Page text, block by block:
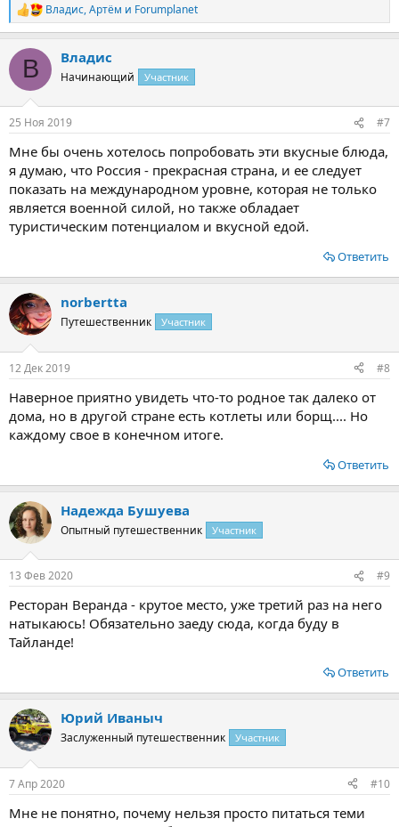
Р
е
к
и
Владис,Артём и Forumplanet
В Владис
Начинающий Участник
25 Ноя 2019 #7
Мне бы очень хотелось попробовать эти вкусные блюда,
я думаю, что Россия - прекрасная страна, и ее следует
показать на международном уровне, которая не только
является военной силой, но также обладает
туристическим потенциалом и вкусной едой.
Ответить
norbertta
Путешественник Участник
12 Дек 2019 #8
Наверное приятно увидеть что-то родное так далеко от
дома, но в другой стране есть котлеты или борщ.... Но
каждому свое в конечном итоге.
Ответить
Надежда Бушуева
Опытный путешественник Участник
13 Фев 2020 #9
Ресторан Веранда - крутое место, уже третий раз на него
натыкаюсь! Обязательно заеду сюда, когда буду в
Тайланде!
Ответить
Юрий Иваныч
Заслуженный путешественник Участник
7 Апр 2020 #10
Мне не понятно, почему нельзя просто питаться теми